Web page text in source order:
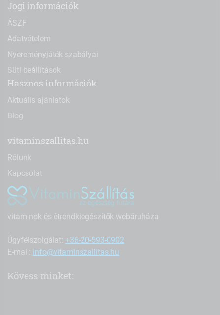
Jogi információk
ÁSZF
Adatvételem
Nyereményjáték szabályai
Süti beállítások
Hasznos információk
Aktuális ajánlatok
Blog
vitaminszallitas.hu
Rólunk
Kapcsolat
vitaminok és étrendkiegészítők webáruháza
Ügyfélszolgálat: +36-20-593-0902
E-mail: info@vitaminszallitas.hu
Kövess minket: